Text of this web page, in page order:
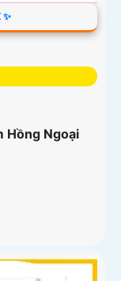
✨
Hồng Ngoại